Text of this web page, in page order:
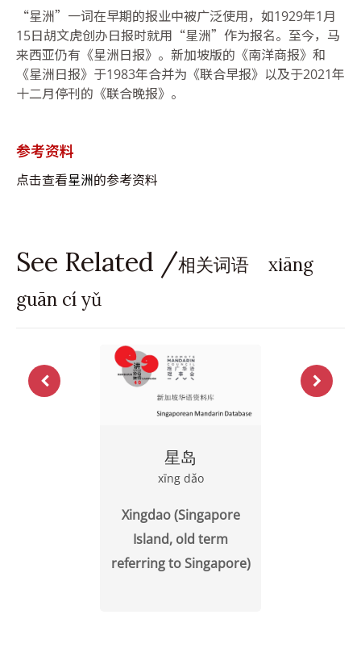
“星洲”一词在早期的报业中被广泛使用，如1929年1月
15日胡文虎创办日报时就用“星洲”作为报名。至今，马
来西亚仍有《星洲日报》。新加坡版的《南洋商报》和
《星洲日报》于1983年合并为《联合早报》以及于2021年
十二月停刊的《联合晚报》。
参考资料
点击查看星洲的参考资料
See Related /相关词语 xiāng
guān cí yǔ
星岛
xīng dǎo
Xingdao (Singapore
Island, old term
referring to Singapore)